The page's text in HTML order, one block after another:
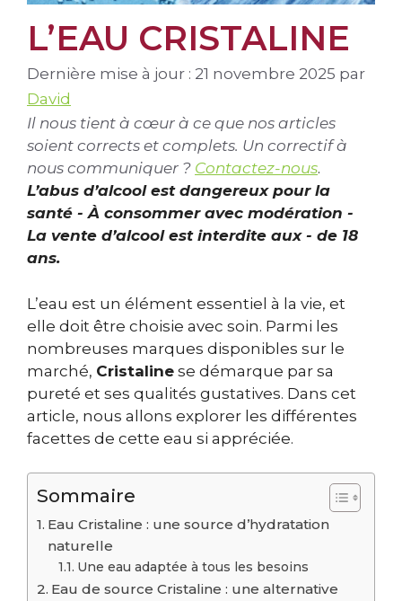
L’EAU CRISTALINE
Dernière mise à jour : 21 novembre 2025 par
David
Il nous tient à cœur à ce que nos articles
soient corrects et complets. Un correctif à
nous communiquer ? Contactez-nous.
L’abus d’alcool est dangereux pour la
santé - À consommer avec modération -
La vente d’alcool est interdite aux - de 18
ans.
L’eau est un élément essentiel à la vie, et
elle doit être choisie avec soin. Parmi les
nombreuses marques disponibles sur le
marché, Cristaline se démarque par sa
pureté et ses qualités gustatives. Dans cet
article, nous allons explorer les différentes
facettes de cette eau si appréciée.
Sommaire
Eau Cristaline : une source d’hydratation
naturelle
Une eau adaptée à tous les besoins
Eau de source Cristaline : une alternative